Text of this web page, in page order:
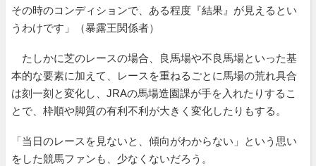
その時のコンディションで、ある程度『結果』が見えるとい
うわけです」（暴露王関係者）
たしかに芝のレースの場合、良馬場や不良馬場といった基
本的な要素に加えて、レースを重ねるごとに馬場の荒れ具合
は刻一刻と変化し、JRAの馬場造園課が手を入れたりするこ
とで、枠順や脚質の有利不利が大きく変化したりもする。
「当日のレースを見ないと、傾向がわからない」という思い
をした競馬ファンも、少なくないだろう。